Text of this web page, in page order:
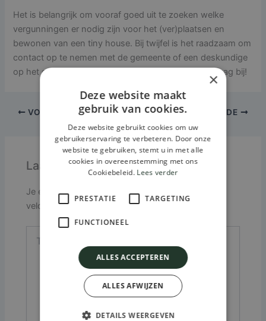
Het is belangrijk om vooraf goed uit te zoeken welke
vergunningen er nodig zijn voor het (ver)plaatsen en
bewonen van een tiny house. Bij twijfel is het raadzaam om
contact op te nemen met de gemeente of een deskundige
op het gebied van tiny houses. Wij helpen je hier graag bij!
VORIGE VOLGENDE
Laat een reactie achter
Je e-mailadres wordt niet gepubliceerd.
velden zijn gemarkeerd met*
hier...
×
Deze website maakt
gebruik van cookies.
Deze website gebruikt cookies om uw
gebruikerservaring te verbeteren. Door onze
website te gebruiken, stemt u in met alle
cookies in overeenstemming met ons
Cookiebeleid. Lees verder
PRESTATIE TARGETING
FUNCTIONEEL
ALLES ACCEPTEREN
ALLES AFWIJZEN
DETAILS WEERGEVEN